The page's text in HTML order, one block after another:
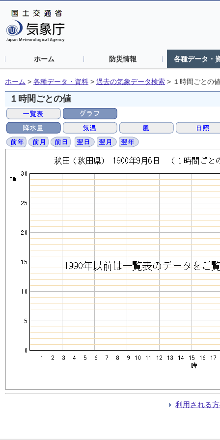
ホーム 防災情報 各種データ・
ホーム > 各種データ・資料 > 過去の気象データ検索 > １時間ごとの
１時間ごとの値
利用される